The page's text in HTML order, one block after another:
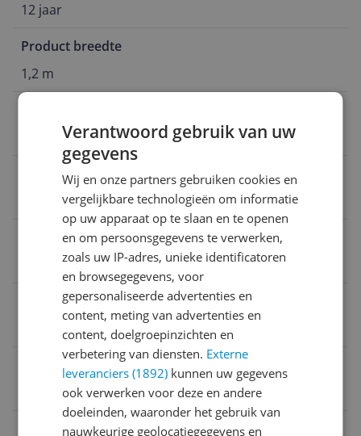
12 jaar
Product breedte
1,2 m
Aanbevolen minimum leeftijd
Product lengte
Veiligheidswaarschuwingen
Niet geschikt voor kinderen onder 36 maanden.
Verpakking breedte
43,6 cm
Verpakking lengte
Verantwoord gebruik van uw
gegevens
Wij en onze partners gebruiken cookies en
vergelijkbare technologieën om informatie
op uw apparaat op te slaan en te openen
en om persoonsgegevens te verwerken,
zoals uw IP-adres, unieke identificatoren
en browsegegevens, voor
gepersonaliseerde advertenties en
content, meting van advertenties en
content, doelgroepinzichten en
verbetering van diensten. Externe
leveranciers (1892) kunnen uw gegevens
ook verwerken voor deze en andere
doeleinden, waaronder het gebruik van
nauwkeurige geolocatiegegevens en